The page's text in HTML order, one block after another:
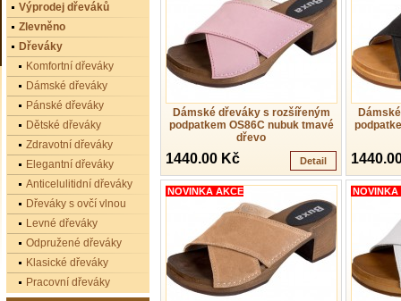
Dámské dřeváky s rozšířeným
podpatkem OS86C nubuk tmavé
dřevo
1440.00 Kč Detail
NOVINKA AKCE NOVINKA
Výprodej dřeváků
Zlevněno
Dřeváky
Komfortní dřeváky
Dámské dřeváky
Pánské dřeváky
Dětské dřeváky
Zdravotní dřeváky
Elegantní dřeváky
Anticelulitidní dřeváky
Dřeváky s ovčí vlnou
Levné dřeváky
Odpružené dřeváky
Klasické dřeváky
Pracovní dřeváky